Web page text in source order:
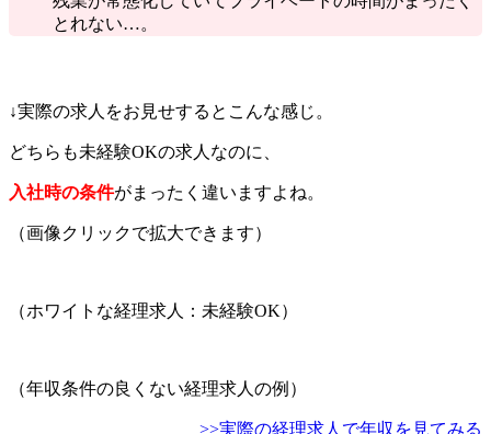
とれない…。
↓実際の求人をお見せするとこんな感じ。
どちらも未経験OKの求人なのに、
入社時の条件がまったく違いますよね。
（画像クリックで拡大できます）
（ホワイトな経理求人：未経験OK）
（年収条件の良くない経理求人の例）
>>実際の経理求人で年収を見てみる